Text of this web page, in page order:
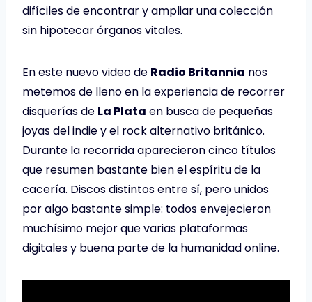
difíciles de encontrar y ampliar una colección
sin hipotecar órganos vitales.
En este nuevo video de Radio Britannia nos
metemos de lleno en la experiencia de recorrer
disquerías de La Plata en busca de pequeñas
joyas del indie y el rock alternativo británico.
Durante la recorrida aparecieron cinco títulos
que resumen bastante bien el espíritu de la
cacería. Discos distintos entre sí, pero unidos
por algo bastante simple: todos envejecieron
muchísimo mejor que varias plataformas
digitales y buena parte de la humanidad online.